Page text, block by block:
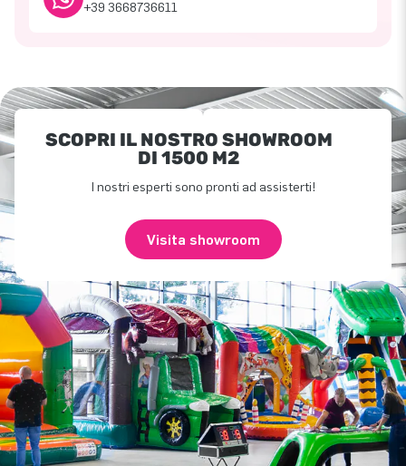
+39 3668736611
SCOPRI IL NOSTRO SHOWROOM
DI 1500 M2
I nostri esperti sono pronti ad assisterti!
Visita showroom